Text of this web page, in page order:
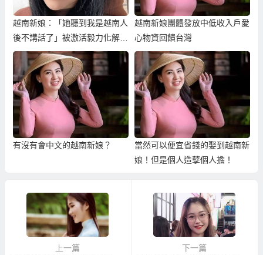
越南新娘：「她聽到我是越南人
後不講話了」被激活毅力化解外
籍歧視！
越南新娘團體發放中低收入戶愛
心物資回饋台灣
有沒有會中文的越南新娘？
當然可以便宜省錢的娶到越南新
娘！但是個人造孽個人擔！
上一篇
下一篇